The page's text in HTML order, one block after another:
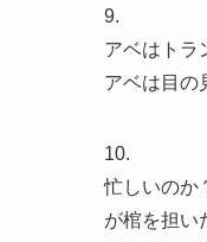
9.
アベはトラ
アベは目の
10.
忙しいのか
が棺を担い